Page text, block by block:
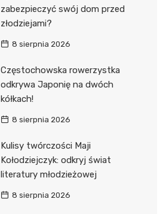
zabezpieczyć swój dom przed
złodziejami?
8 sierpnia 2026
Częstochowska rowerzystka
odkrywa Japonię na dwóch
kółkach!
8 sierpnia 2026
Kulisy twórczości Maji
Kołodziejczyk: odkryj świat
literatury młodzieżowej
8 sierpnia 2026